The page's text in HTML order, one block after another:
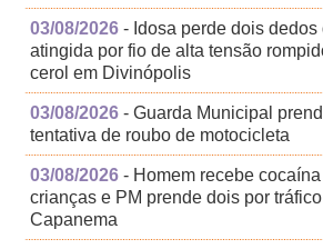
03/08/2026 - Idosa perde dois dedos
atingida por fio de alta tensão
cerol em Divinópolis
03/08/2026 - Guarda Municipal
tentativa de roubo de motocicleta
03/08/2026 - Homem recebe
crianças e PM prende dois por
Capanema